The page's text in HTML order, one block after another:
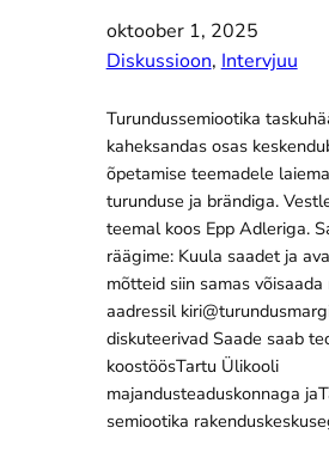
oktoober 1, 2025
Diskussioon, Intervjuu
Turundussemiootika
kaheksandas osas
õpetamise teemadele
turunduse ja brändiga.
teemal koos Epp Adleriga.
räägime: Kuula saadet ja
mõtteid siin samas
aadressil
diskuteerivad Saade saab
koostöösTartu Ülikooli
majandusteaduskonnaga
semiootika